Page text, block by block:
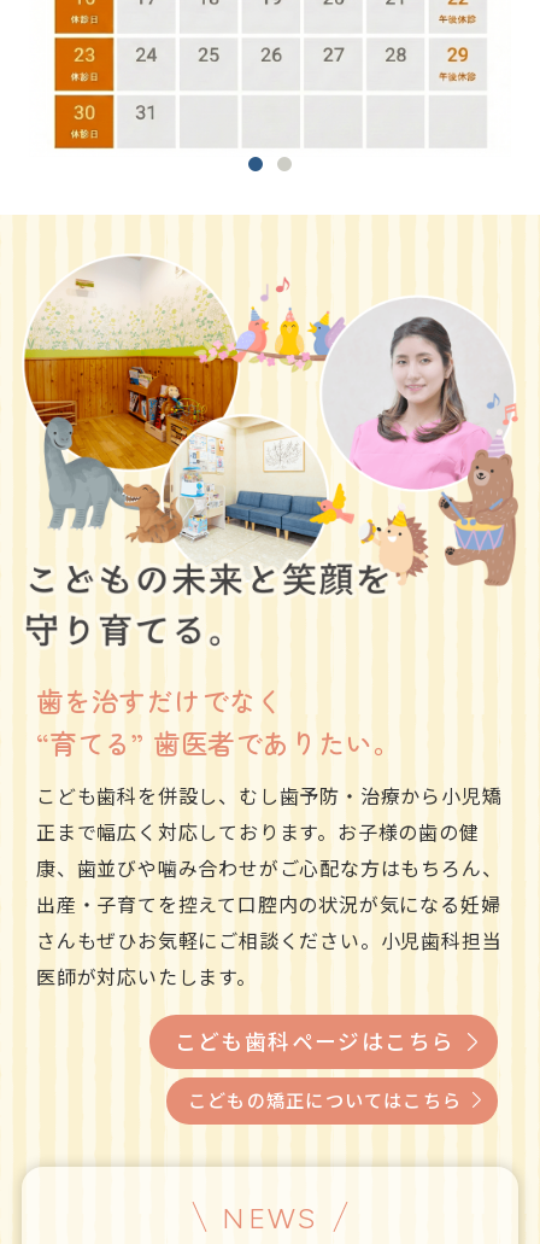
歯を治すだけでなく
“育てる” 歯医者でありたい。
こども歯科を併設し、むし歯予防・治療から小児矯
正まで幅広く対応しております。お子様の歯の健
康、歯並びや噛み合わせがご心配な方はもちろん、
出産・子育てを控えて口腔内の状況が気になる妊婦
さんもぜひお気軽にご相談ください。小児歯科担当
医師が対応いたします。
こども歯科ページはこちら
こどもの矯正についてはこちら
NEWS